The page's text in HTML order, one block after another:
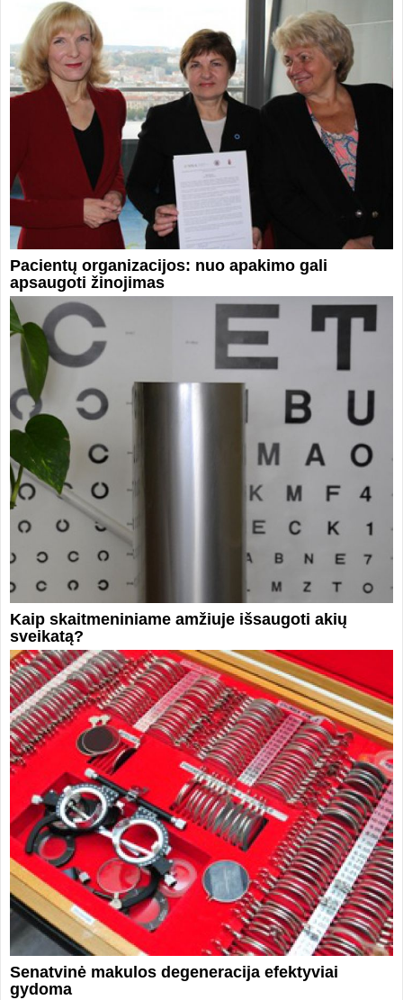
Pacientų organizacijos: nuo apakimo gali
apsaugoti žinojimas
Kaip skaitmeniniame amžiuje išsaugoti akių
sveikatą?
Senatvinė makulos degeneracija efektyviai
gydoma